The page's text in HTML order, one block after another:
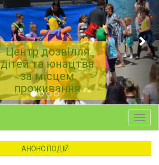
Центр дозвілля
дітей та юнацтва
за місцем
проживання
АНОНС ПОДІЙ